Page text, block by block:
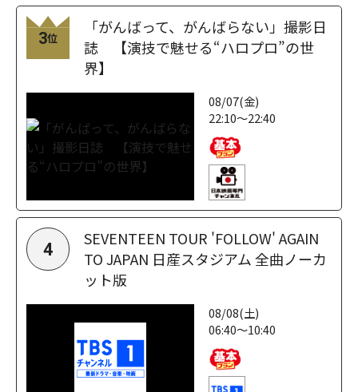
3位
「がんばって、がんばらない」撮影日
誌 【演技で魅せる“ハロプロ”の世
界】
08/07(金)
22:10～22:40
4
SEVENTEEN TOUR 'FOLLOW' AGAIN
TO JAPAN 日産スタジアム 全曲ノーカ
ット版
08/08(土)
06:40～10:40